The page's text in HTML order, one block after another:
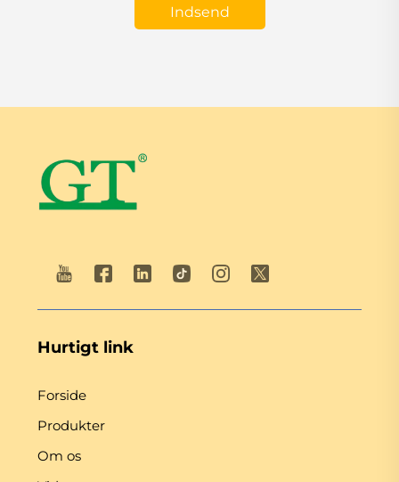
Indsend
Hurtigt link
Forside
Produkter
Om os